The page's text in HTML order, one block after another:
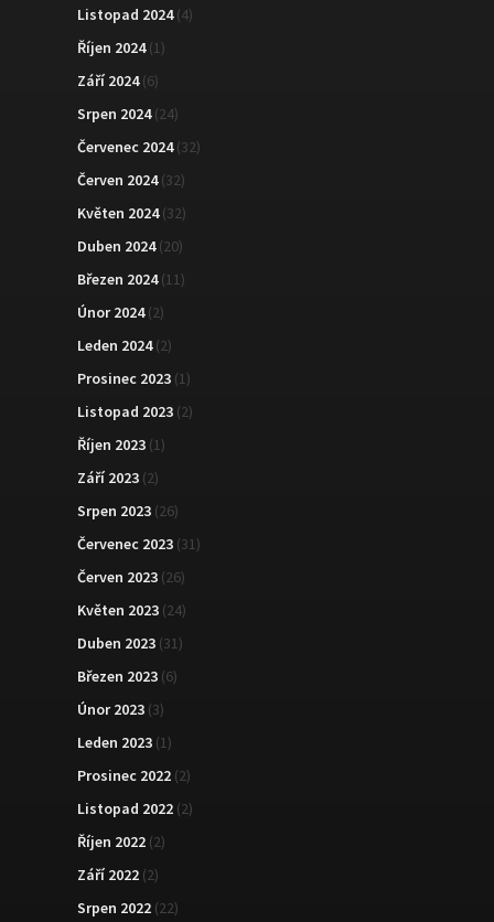
Listopad 2024(4)
Říjen 2024(1)
Září 2024(6)
Srpen 2024(24)
Červenec 2024(32)
Červen 2024(32)
Květen 2024(32)
Duben 2024(20)
Březen 2024(11)
Únor 2024(2)
Leden 2024(2)
Prosinec 2023 (1)
Listopad 2023 (2)
Říjen 2023 (1)
Září 2023 (2)
Srpen 2023 (26)
Červenec 2023 (31)
Červen 2023 (26)
Květen 2023 (24)
Duben 2023 (31)
Březen 2023 (6)
Únor 2023 (3)
Leden 2023 (1)
Prosinec 2022 (2)
Listopad 2022 (2)
Říjen 2022 (2)
Září 2022 (2)
Srpen 2022 (22)